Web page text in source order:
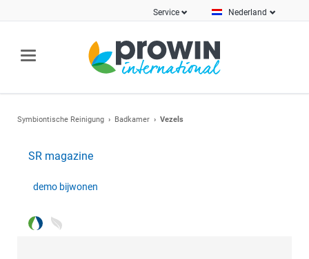
Nederland
Service
Symbiontische Reinigung Badkamer Vezels
SR magazine
demo bijwonen